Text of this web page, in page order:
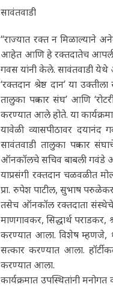
सावंतवाडी
“राज्यात रक्त न मिळाल्याने
आहेत आणि हे रक्तदातेच आपली
गवस यांनी केले. सावंतवाडी येथे
‘रक्तदान श्रेष्ठ दान’ या
तालुका पत्रकार संघ’ आणि
करण्यात आले होते. या
यावेळी व्यासपीठावर
सावंतवाडी तालुका पत्रकार
ऑनकॉलचे सचिव बाबली गवंडे
याप्रसंगी रक्तदान चळवळीत
प्रा. रुपेश पाटील, सुभाष
तसेच ऑनकॉल रक्तदाता संस्थेचे
माणगावकर, सिद्धार्थ
करण्यात आला. विशेष म्हणजे,
सत्कार करण्यात आला.
करण्यात आला.
कार्यक्रमात उपस्थितांनी